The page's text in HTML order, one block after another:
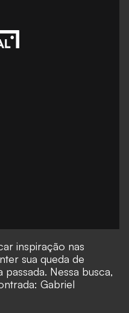
inspiração nas
sua queda de
Nessa busca,
Gabriel